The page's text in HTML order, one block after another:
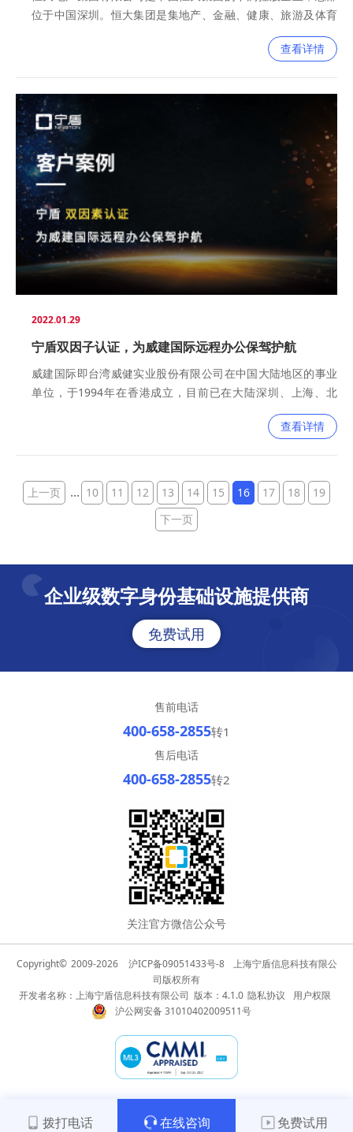
位于中国深圳。恒大集团是集地产、金融、健康、旅游及体育
为一体的世界500强企业集团，总资产达万亿，年销售规模超
4000亿，员工8万多人，解决就业130多万人，在全国180多个
查看详情
2022.01.29
宁盾双因子认证，为威建国际远程办公保驾护航
威建国际即台湾威健实业股份有限公司在中国大陆地区的事业
单位，于1994年在香港成立，目前已在大陆深圳、上海、北
京、成都、青岛、西安等二十个城市设立销售点，营销网点遍
查看详情
上一页 ... 10 11 12 13 14 15 16 17 18
19
下一页
企业级数字身份基础设施提供商
免费试用
售前电话
400-658-2855转1
售后电话
400-658-2855转2
关注官方微信公众号
Copyright© 2009-2026 沪ICP备09051433号-8
上海宁盾信息科技有限公
司版权所有
开发者名称：上海宁盾信息科技有限公司 版本：4.1.0 隐私协议
用户权限
沪公网安备 31010402009511号
拨打电话 在线咨询 免费试用